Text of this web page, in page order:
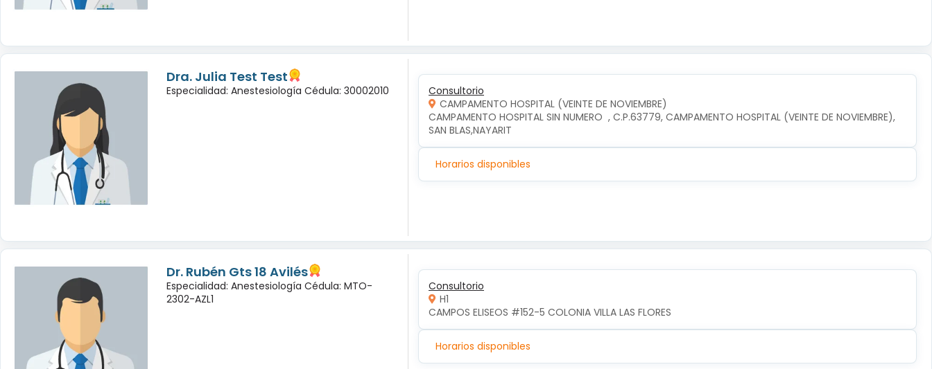
Dra. Julia Test Test
Especialidad: Anestesiología Cédula: 30002010
Consultorio
CAMPAMENTO HOSPITAL (VEINTE DE NOVIEMBRE)
CAMPAMENTO HOSPITAL SIN NUMERO  , C.P.63779, CAMPAMENTO HOSPITAL (VEINTE DE NOVIEMBRE),
SAN BLAS,NAYARIT
Horarios disponibles
Dr. Rubén Gts 18 Avilés
Especialidad: Anestesiología Cédula: MTO-
2302-AZL1
Consultorio
H1
CAMPOS ELISEOS #152-5 COLONIA VILLA LAS FLORES
Horarios disponibles